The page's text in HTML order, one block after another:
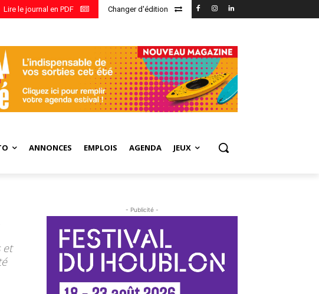
Changer d'édition
Lire le journal en PDF
ANNONCES EMPLOIS AGENDA JEUX
et
- Publicité -